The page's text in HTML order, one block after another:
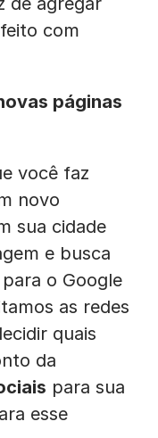
com
páginas
você faz
novo
sua cidade
e busca
o Google
as redes
quais
da
para sua
esse